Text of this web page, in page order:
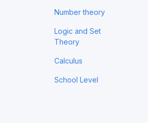
Number theory
Logic and Set
Theory
Calculus
School Level